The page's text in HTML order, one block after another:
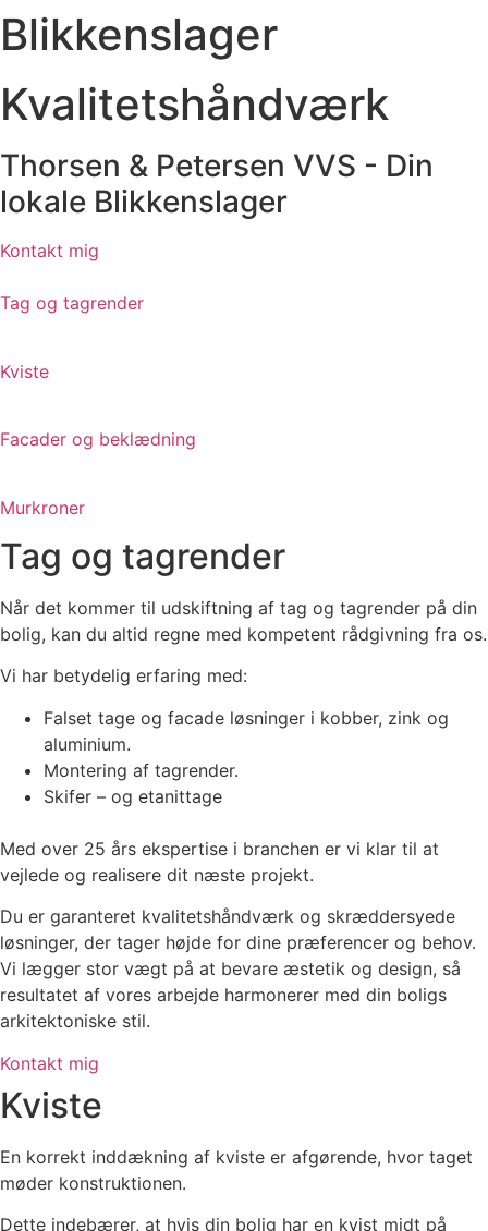
Blikkenslager
Kvalitetshåndværk
Thorsen & Petersen VVS - Din
lokale Blikkenslager
Kontakt mig
Tag og tagrender
Kviste
Facader og beklædning
Murkroner
Tag og tagrender
Når det kommer til udskiftning af tag og tagrender på din
bolig, kan du altid regne med kompetent rådgivning fra os.
Vi har betydelig erfaring med:
Falset tage og facade løsninger i kobber, zink og
aluminium.
Montering af tagrender.
Skifer – og etanittage
Med over 25 års ekspertise i branchen er vi klar til at
vejlede og realisere dit næste projekt.
Du er garanteret kvalitetshåndværk og skræddersyede
løsninger, der tager højde for dine præferencer og behov.
Vi lægger stor vægt på at bevare æstetik og design, så
resultatet af vores arbejde harmonerer med din boligs
arkitektoniske stil.
Kontakt mig
Kviste
En korrekt inddækning af kviste er afgørende, hvor taget
møder konstruktionen.
Dette indebærer, at hvis din bolig har en kvist midt på